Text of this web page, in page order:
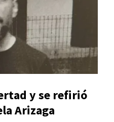
y se refirió
Arizaga